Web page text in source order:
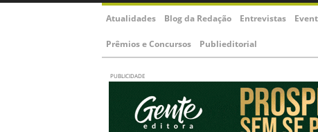
Atualidades Blog da Redação Entrevistas
Prêmios e Concursos Publieditorial
PUBLICIDADE